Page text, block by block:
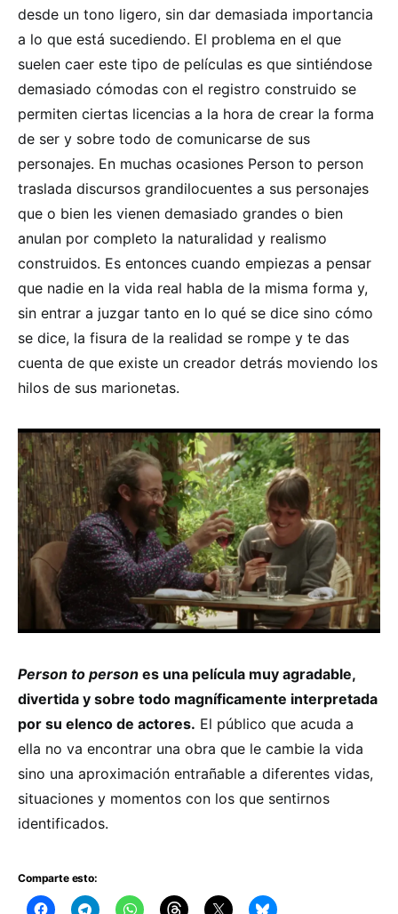
desde un tono ligero, sin dar demasiada importancia
a lo que está sucediendo. El problema en el que
suelen caer este tipo de películas es que sintiéndose
demasiado cómodas con el registro construido se
permiten ciertas licencias a la hora de crear la forma
de ser y sobre todo de comunicarse de sus
personajes. En muchas ocasiones Person to person
traslada discursos grandilocuentes a sus personajes
que o bien les vienen demasiado grandes o bien
anulan por completo la naturalidad y realismo
construidos. Es entonces cuando empiezas a pensar
que nadie en la vida real habla de la misma forma y,
sin entrar a juzgar tanto en lo qué se dice sino cómo
se dice, la fisura de la realidad se rompe y te das
cuenta de que existe un creador detrás moviendo los
hilos de sus marionetas.
Person to person es una película muy agradable,
divertida y sobre todo magníficamente interpretada
por su elenco de actores. El público que acuda a
ella no va encontrar una obra que le cambie la vida
sino una aproximación entrañable a diferentes vidas,
situaciones y momentos con los que sentirnos
identificados.
Comparte esto: